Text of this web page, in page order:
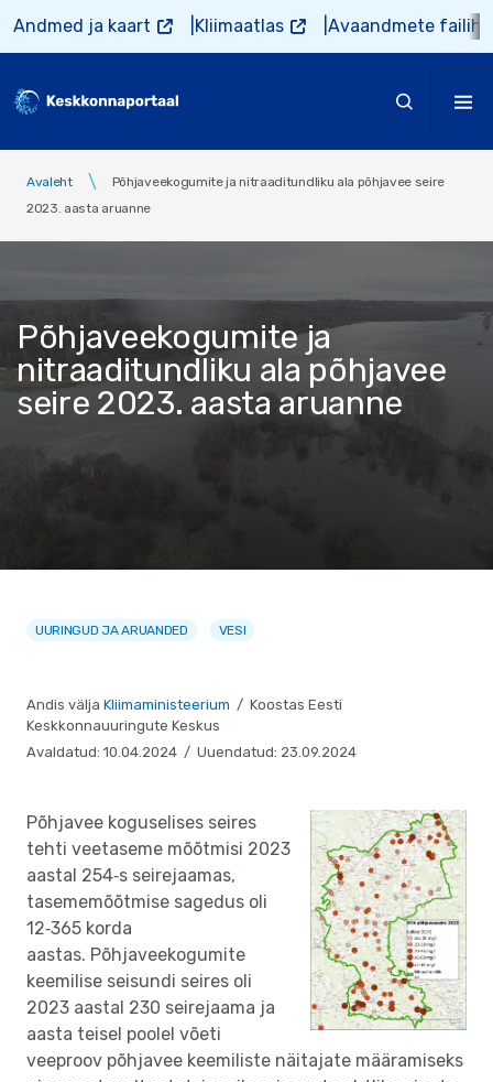
Liigu edasi põhisisu juurde
Andmed ja kaart Kliimaatlas Avaandmete
Avaleht
Põhjaveekogumite ja nitraaditundliku ala põhjavee seire
2023. aasta aruanne
Põhjaveekogumite ja
nitraaditundliku ala põhjavee
seire 2023. aasta aruanne
UURINGUD JA ARUANDED VESI
Andis välja Kliimaministeerium / Koostas Eesti
Keskkonnauuringute Keskus
Avaldatud: 10.04.2024 / Uuendatud: 23.09.2024
Põhjavee koguselises seires
tehti veetaseme mõõtmisi 2023
aastal 254‐s seirejaamas,
tasememõõtmise sagedus oli
12‐365 korda
aastas. Põhjaveekogumite
keemilise seisundi seires oli
2023 aastal 230 seirejaama ja
aasta teisel poolel võeti
veeproov põhjavee keemiliste näitajate määramiseks